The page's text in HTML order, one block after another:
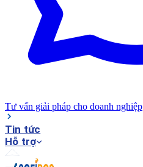
Tư vấn giải pháp cho doanh nghiệp
Tin tức
Hỗ trợ